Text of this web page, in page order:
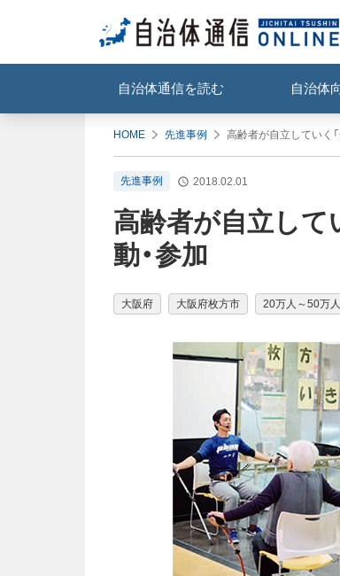
自治体通信を読む 自治体
HOME 先進事例 高齢者が自立していく
先進事例 2018.02.01
高齢者が自立して
動・参加
大阪府 大阪府枚方市 20万人～50万人